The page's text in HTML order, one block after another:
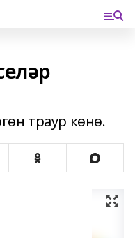
траур көнө.